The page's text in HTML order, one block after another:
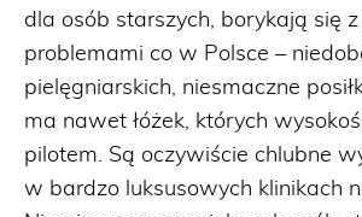
dla osób starszych, borykają się
problemami co w Polsce –
pielęgniarskich, niesmaczne
ma nawet łóżek, których
pilotem. Są oczywiście chlubne
w bardzo luksusowych klinikach